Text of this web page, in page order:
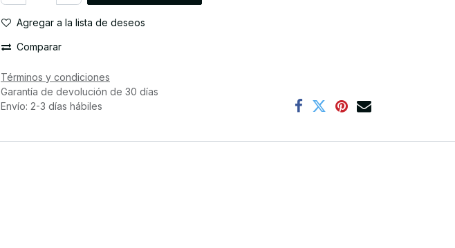
Agregar a la lista de deseos
Comparar
Términos y condiciones
Garantía de devolución de 30 días
Envío: 2-3 días hábiles